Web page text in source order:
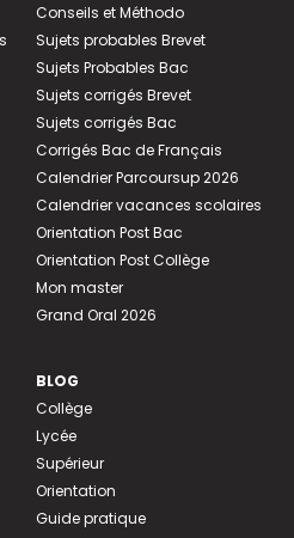
Conseils et Méthodo
Sujets probables Brevet
Sujets Probables Bac
Sujets corrigés Brevet
Sujets corrigés Bac
Corrigés Bac de Français
Calendrier Parcoursup 2026
Calendrier vacances scolaires
Orientation Post Bac
Orientation Post Collège
Mon master
Grand Oral 2026
BLOG
Collège
Lycée
Supérieur
Orientation
Guide pratique